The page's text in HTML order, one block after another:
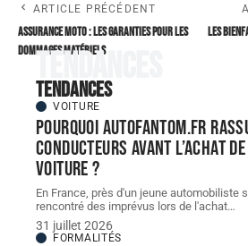
ARTICLE PRÉCÉDENT
Assurance moto : les garanties pour les
dommages matériels
Les
Tendances
Tendances
VOITURE
Pourquoi autofantom.fr
conducteurs avant l’achat
voiture ?
En France, près d'un jeune automobiliste
rencontré des imprévus lors de l'achat…
31 juillet 2026
FORMALITÉS